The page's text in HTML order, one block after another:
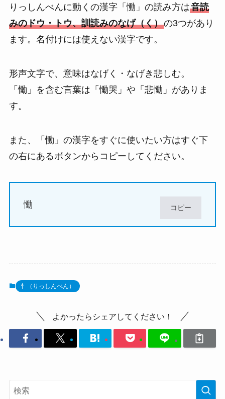
りっしんべんに動くの漢字「慟」の読み方は音読
みのドウ・トウ、訓読みのなげ（く）の3つがあり
ます。名付けには使えない漢字です。
形声文字で、意味はなげく・なげき悲しむ。
「慟」を含む言葉は「慟哭」や「悲慟」がありま
す。
また、「慟」の漢字をすぐに使いたい方はすぐ下
の右にあるボタンからコピーしてください。
慟 コピー
忄（りっしんべん）
よかったらシェアしてください！